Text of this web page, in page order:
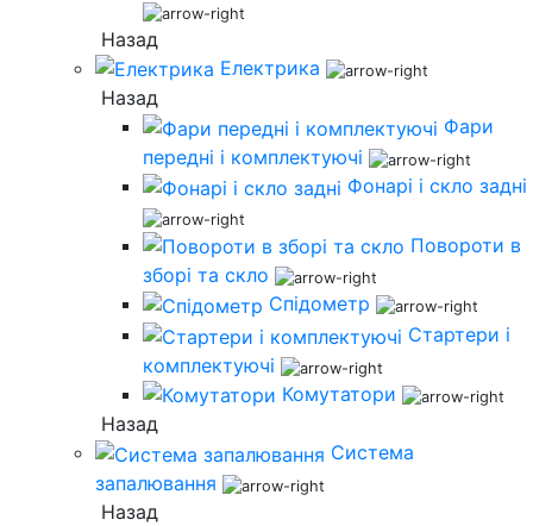
Назад
Електрика
Назад
Фари
передні і комплектуючі
Фонарі і скло задні
Повороти в
зборі та скло
Спідометр
Стартери і
комплектуючі
Комутатори
Назад
Система
запалювання
Назад